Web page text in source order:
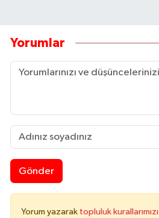
Yorumlar
Gönder
Yorum yazarak topluluk kurallarımızı